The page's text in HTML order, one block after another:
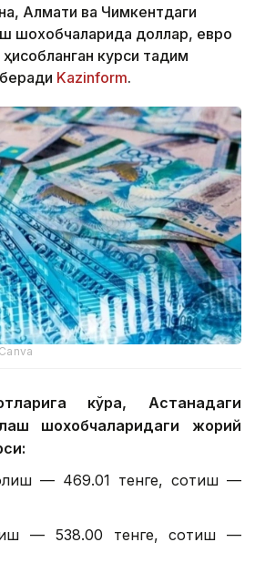
Алмати ва Чимкентдаги
шохобчаларида доллар, евро
курси тақдим
Kazinform.
кўра, Астанадаги
шохобчаларидаги жорий
— 469.01 тенге, сотиш —
— 538.00 тенге, сотиш —